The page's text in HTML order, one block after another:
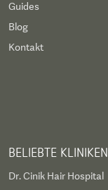
Guides
Blog
Kontakt
BELIEBTE KLINIKEN
Dr. Cinik Hair Hospital